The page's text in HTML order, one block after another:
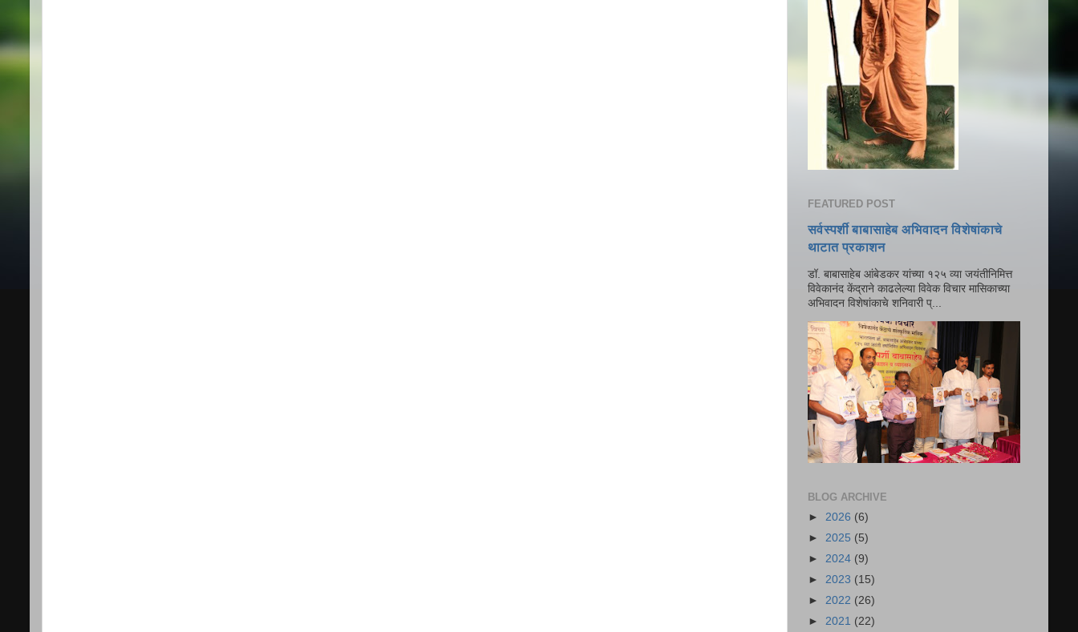
FEATURED POST
सर्वस्पर्शी बाबासाहेब अभिवादन विशेषांकाचे
थाटात प्रकाशन
डॉ. बाबासाहेब आंबेडकर यांच्या १२५ व्या जयंतीनिमित्त
विवेकानंद केंद्राने काढलेल्या विवेक विचार मासिकाच्या
अभिवादन विशेषांकाचे शनिवारी प्...
BLOG ARCHIVE
► 2026 (6)
► 2025 (5)
► 2024 (9)
► 2023 (15)
► 2022 (26)
► 2021 (22)